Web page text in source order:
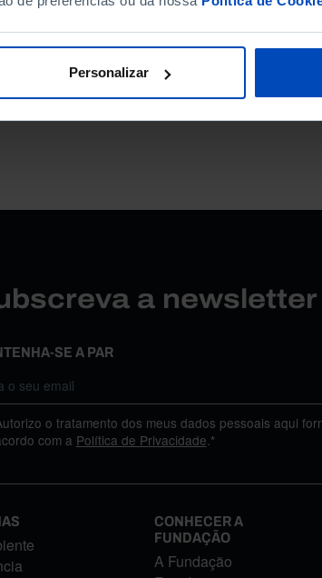
Personalizar
DE FIM
a
SE A PAR
o tratamento dos meus dados pessoais aqui
com a Política de Privacidade.*
CONHECER A
FUNDAÇÃO
A Fundação